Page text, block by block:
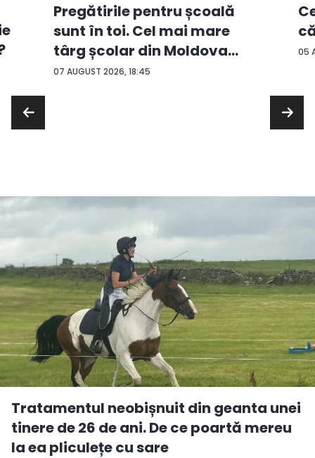
07 AUGUST 2026, 18:45
Pregătirile pentru școală
sunt în toi. Cel mai mare
târg școlar din Moldova
con...
05
Tratamentul neobișnuit din geanta unei
tinere de 26 de ani. De ce poartă mereu
la ea pliculețe cu sare